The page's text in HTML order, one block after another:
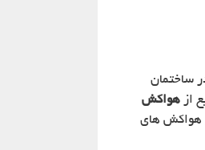
ساختمان
از هواکش
هواکش های